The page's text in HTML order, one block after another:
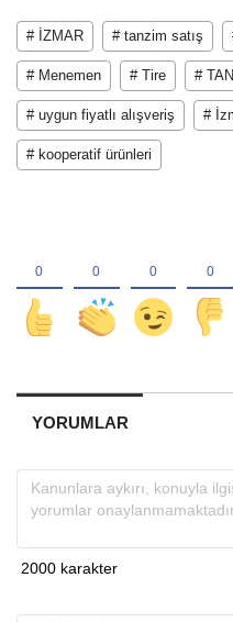
# İZMAR # tanzim satış
# Menemen # Tire #
# uygun fiyatlı alışveriş #
# kooperatif ürünleri
YORUMLAR